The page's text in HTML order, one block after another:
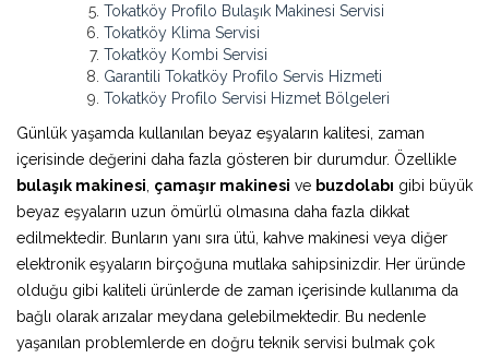
Tokatköy Profilo Bulaşık Makinesi Servisi
Tokatköy Klima Servisi
Tokatköy Kombi Servisi
Garantili Tokatköy Profilo Servis Hizmeti
Tokatköy Profilo Servisi Hizmet Bölgeleri
Günlük yaşamda kullanılan beyaz eşyaların kalitesi, zaman
içerisinde değerini daha fazla gösteren bir durumdur. Özellikle
bulaşık makinesi çamaşır makinesi ve buzdolabı gibi büyük
beyaz eşyaların uzun ömürlü olmasına daha fazla dikkat
edilmektedir. Bunların yanı sıra ütü, kahve makinesi veya diğer
elektronik eşyaların birçoğuna mutlaka sahipsinizdir. Her üründe
olduğu gibi kaliteli ürünlerde de zaman içerisinde kullanıma da
bağlı olarak arızalar meydana gelebilmektedir. Bu nedenle
yaşanılan problemlerde en doğru teknik servisi bulmak çok